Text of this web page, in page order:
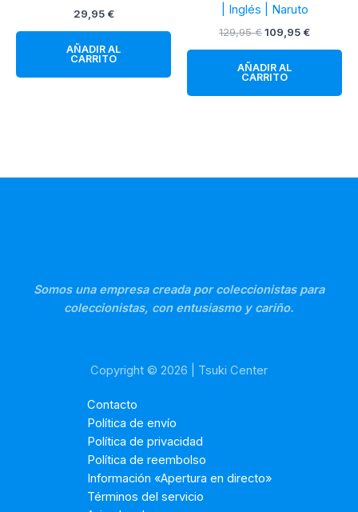
29,95 €
AÑADIR AL
CARRITO
| Inglés | Naruto
129,95€El
era:
109,95 €El
AÑADIR AL
CARRITO
Somos una empresa creada por coleccionistas para
coleccionistas, con entusiasmo y cariño.
Copyright © 2026 | Tsuki Center
Contacto
Política de envío
Política de privacidad
Política de reembolso
Información «Apertura en directo»
Términos del servicio